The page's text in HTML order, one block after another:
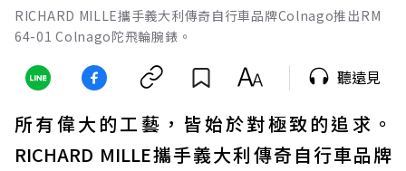
RICHARD MILLE攜手義大利傳奇自行車品牌Colnago推出RM
64-01 Colnago陀飛輪腕錶。
聽遠見
所有偉大的工藝，皆始於對極致的追求。
RICHARD MILLE攜手義大利傳奇自行車品牌